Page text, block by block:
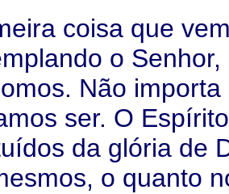
coisa que
o
Não
ser. O
da glória de
o quanto